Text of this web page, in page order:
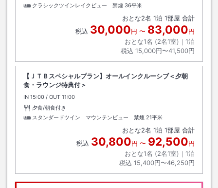
クラシックツインレイクビュー 禁煙 36平米
おとな2名 1泊 1部屋 合計
税込 30,000円 〜 83,000円
おとな1名 (2名1室)｜ 1泊
税込 15,000円〜41,500円
【ＪＴＢスペシャルプラン】オールインクルーシブ＜夕朝
食・ラウンジ特典付＞
IN チェックイン
15:00 / OUT チェックアウト
11:00
夕食/朝食付き
スタンダードツイン マウンテンビュー 禁煙 21平米
おとな2名 1泊 1部屋 合計
税込 30,800円 〜 92,500円
おとな1名 (2名1室)｜ 1泊
税込 15,400円〜46,250円